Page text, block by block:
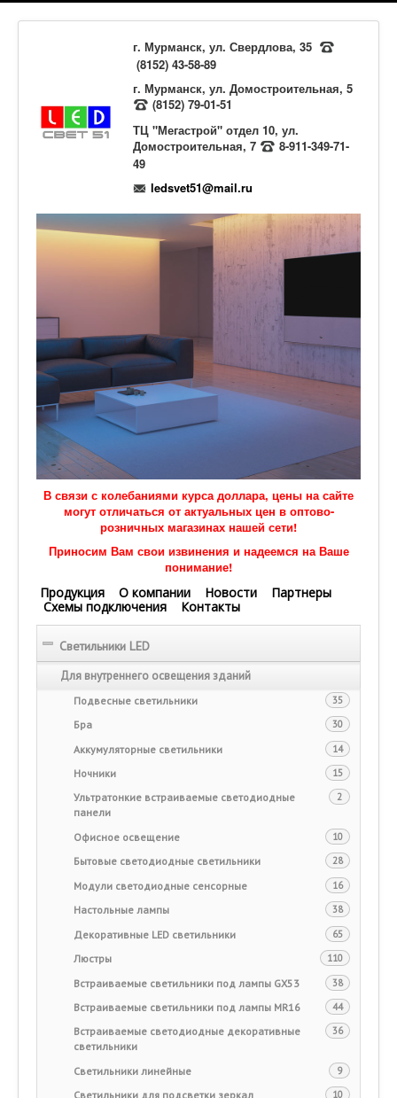
г. Мурманск, ул. Свердлова, 35
(8152) 43-58-89
г. Мурманск, ул. Домостроительная, 5
(8152) 79-01-51
ТЦ "Мегастрой" отдел 10, ул.
Домостроительная, 7
8-911-349-71-
49
ledsvet51@mail.ru
В связи с колебаниями курса доллара, цены на сайте
могут отличаться от актуальных цен в оптово-
розничных магазинах нашей сети!
Приносим Вам свои извинения и надеемся на Ваше
понимание!
Продукция
О компании Новости
Партнеры
Схемы подключения
Контакты
Светильники LED
Для внутреннего освещения зданий
35
Подвесные светильники
30
Бра
14
Аккумуляторные светильники
15
Ночники
2
Ультратонкие встраиваемые светодиодные
панели
10
Офисное освещение
28
Бытовые светодиодные светильники
16
Модули светодиодные сенсорные
38
Настольные лампы
65
Декоративные LED светильники
110
Люстры
38
Встраиваемые светильники под лампы GX53
44
Встраиваемые светильники под лампы MR16
36
Встраиваемые светодиодные декоративные
светильники
9
Светильники линейные
10
Светильники для подсветки зеркал